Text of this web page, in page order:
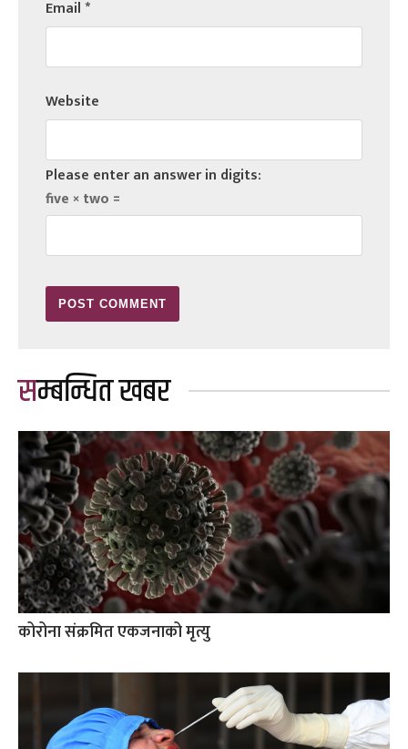
Email*
Website
Please enter an answer in digits:
five × two =
सम्बन्धित खबर
कोरोना संक्रमित एकजनाको मृत्यु